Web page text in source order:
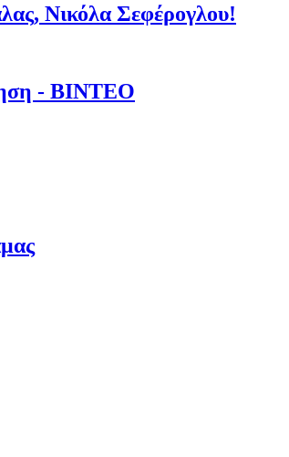
Νικόλα Σεφέρογλου!
- ΒΙΝΤΕΟ